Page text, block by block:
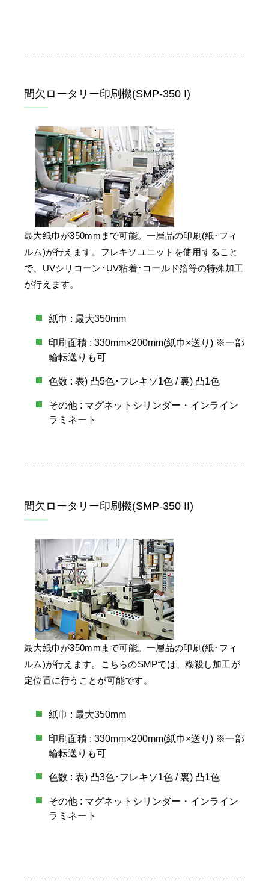
間欠ロータリー印刷機(SMP-350 I)
最大紙巾が350mmまで可能。一層品の印刷(紙･フィ
ルム)が行えます。フレキソユニットを使用すること
で、UVシリコーン･UV粘着･コールド箔等の特殊加工
が行えます。
紙巾 : 最大350mm
印刷面積 : 330mm×200mm(紙巾×送り) ※一部
輪転送りも可
色数 : 表) 凸5色･フレキソ1色 / 裏) 凸1色
その他 : マグネットシリンダー・インライン
ラミネート
間欠ロータリー印刷機(SMP-350 II)
最大紙巾が350mmまで可能。一層品の印刷(紙･フィ
ルム)が行えます。こちらのSMPでは、糊殺し加工が
定位置に行うことが可能です。
紙巾 : 最大350mm
印刷面積 : 330mm×200mm(紙巾×送り) ※一部
輪転送りも可
色数 : 表) 凸3色･フレキソ1色 / 裏) 凸1色
その他 : マグネットシリンダー・インライン
ラミネート